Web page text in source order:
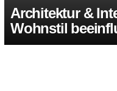
Architektur &
Wohnstil